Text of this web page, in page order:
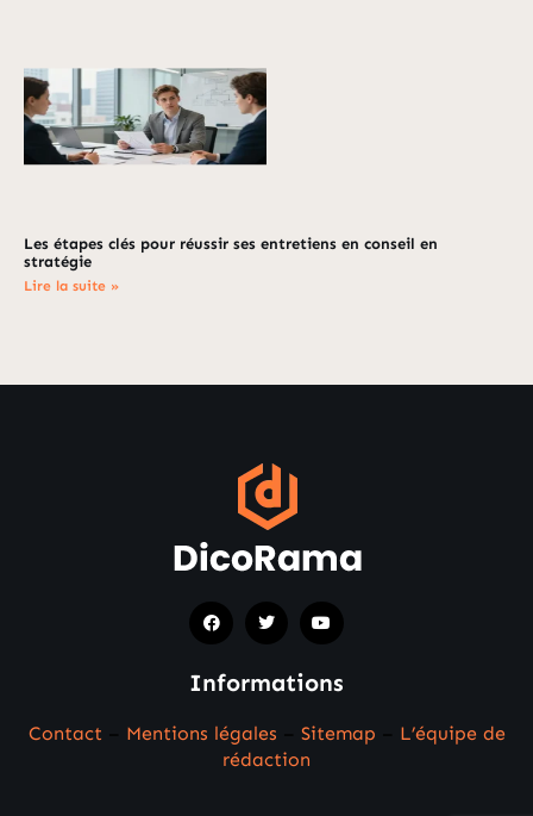
Les étapes clés pour réussir ses entretiens en conseil en
stratégie
Lire la suite »
Informations
Contact Mentions légales Sitemap
L’équipe de
rédaction